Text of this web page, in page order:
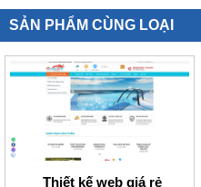
SẢN PHẨM CÙNG LOẠI
Thiết kế web giá rẻ